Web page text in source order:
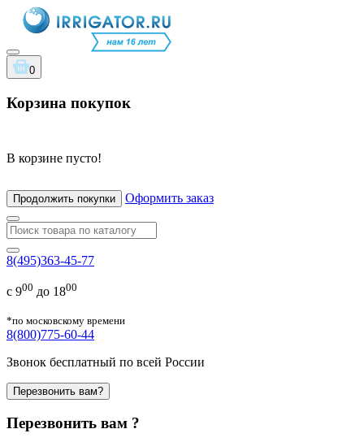
0
Корзина покупок
В корзине пусто!
Продолжить покупки Оформить заказ
8(495)363-45-77
с 900 до 1800
*по московскому времени
8(800)775-60-44
Звонок бесплатный по всей России
Перезвонить вам?
Перезвонить вам ?